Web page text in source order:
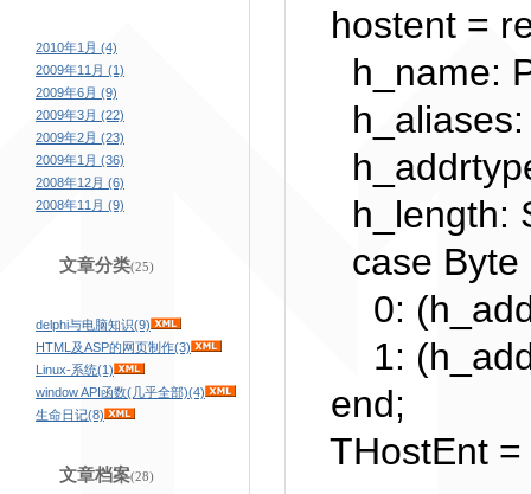
2010年1月 (4)
2009年11月 (1)
2009年6月 (9)
2009年3月 (22)
2009年2月 (23)
2009年1月 (36)
2008年12月 (6)
2008年11月 (9)
文章分类(25)
delphi与电脑知识(9)
HTML及ASP的网页制作(3)
Linux-系统(1)
window API函数(几乎全部)(4)
生命日记(8)
文章档案(28)
hostent =
h_name:
h_aliases:
h_length:
case Byte
0:
1:
end;
THostEnt